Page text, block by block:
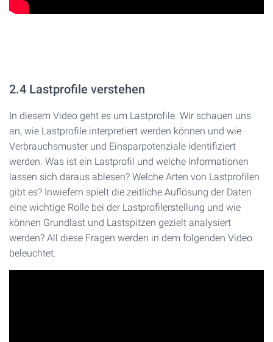
2.4 Lastprofile verstehen
In diesem Video geht es um Lastprofile. Wir schauen uns
an, wie Lastprofile interpretiert werden können und wie
Verbrauchsmuster und Einsparpotenziale identifiziert
werden. Was ist ein Lastprofil und welche Informationen
lassen sich daraus ablesen? Welche Arten von Lastprofilen
gibt es? Inwiefern spielt die zeitliche Auflösung der Daten
eine wichtige Rolle bei der Lastprofilerstellung und wie
können Grundlast und Lastspitzen gezielt analysiert
werden? All diese Fragen werden in dem folgenden Video
beleuchtet.